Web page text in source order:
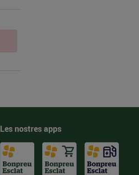
Les nostres apps